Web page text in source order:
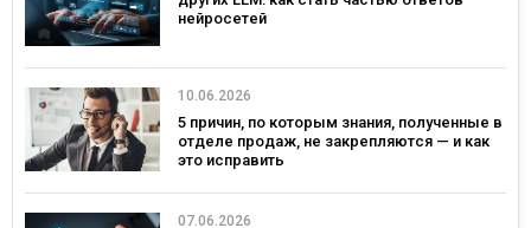
нейросетей
10.06.2026
5 причин, по которым знания, полученные в
отделе продаж, не закрепляются — и как
это исправить
07.06.2026